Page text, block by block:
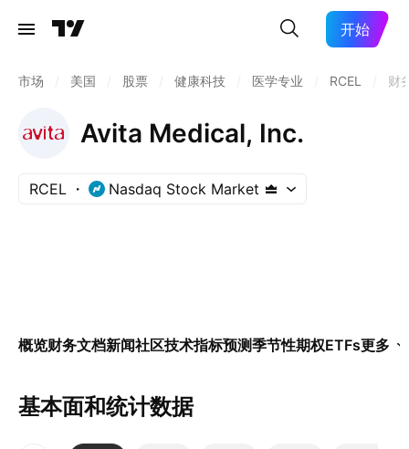
开始
市场 美国 股票 健康科技 医学专业 RCEL 财
Avita Medical, Inc.
RCEL Nasdaq Stock Market
概览财务文档新闻社区技术指标预测季节性期权ETFs更多
基本面和统计数据